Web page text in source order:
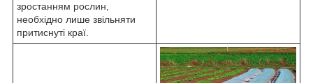
зростанням рослин,
необхідно лише звільняти
притиснуті краї.